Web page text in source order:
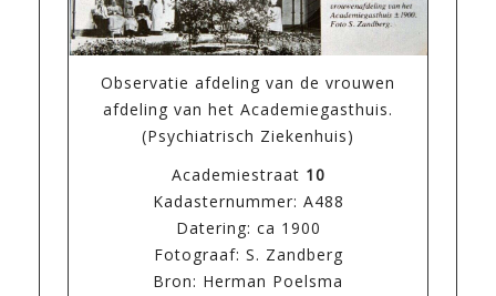
Observatie afdeling van de vrouwen
afdeling van het Academiegasthuis.
(Psychiatrisch Ziekenhuis)
Academiestraat 10
Kadasternummer: A488
Datering: ca 1900
Fotograaf: S. Zandberg
Bron: Herman Poelsma